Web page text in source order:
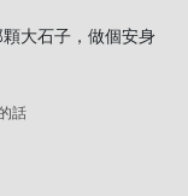
大石子，做個安身
話